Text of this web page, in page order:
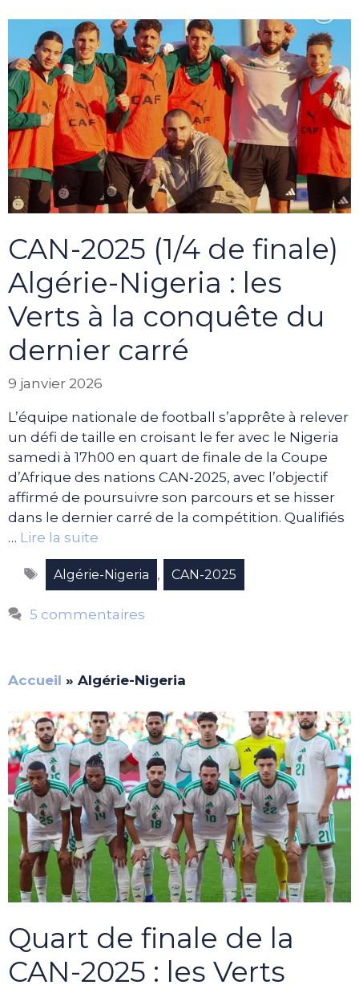
CAN-2025 (1/4 de finale)
Algérie-Nigeria : les
Verts à la conquête du
dernier carré
9 janvier 2026
L’équipe nationale de football s’apprête à relever
un défi de taille en croisant le fer avec le Nigeria
samedi à 17h00 en quart de finale de la Coupe
d’Afrique des nations CAN-2025, avec l’objectif
affirmé de poursuivre son parcours et se hisser
dans le dernier carré de la compétition. Qualifiés
… Lire la suite
Étiquettes
Algérie-Nigeria , CAN-2025
5 commentaires
Accueil » Algérie-Nigeria
Quart de finale de la
CAN-2025 : les Verts